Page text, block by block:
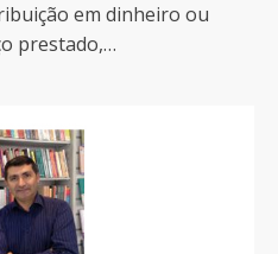
em dinheiro ou
prestado,…